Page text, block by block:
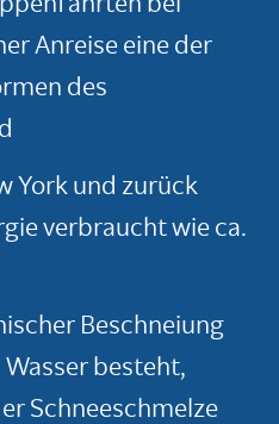
Anreise eine der
des
York und zurück
verbraucht wie ca.
Beschneiung
besteht,
Schneeschmelze